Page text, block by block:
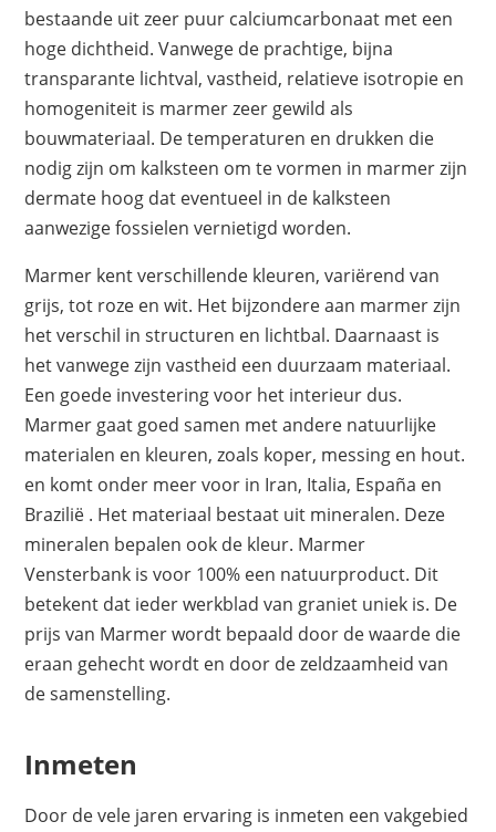
bestaande uit zeer puur calciumcarbonaat met een
hoge dichtheid. Vanwege de prachtige, bijna
transparante lichtval, vastheid, relatieve isotropie en
homogeniteit is marmer zeer gewild als
bouwmateriaal. De temperaturen en drukken die
nodig zijn om kalksteen om te vormen in marmer zijn
dermate hoog dat eventueel in de kalksteen
aanwezige fossielen vernietigd worden.
Marmer kent verschillende kleuren, variërend van
grijs, tot roze en wit. Het bijzondere aan marmer zijn
het verschil in structuren en lichtbal. Daarnaast is
het vanwege zijn vastheid een duurzaam materiaal.
Een goede investering voor het interieur dus.
Marmer gaat goed samen met andere natuurlijke
materialen en kleuren, zoals koper, messing en hout.
en komt onder meer voor in Iran, Italia, España en
Brazilië . Het materiaal bestaat uit mineralen. Deze
mineralen bepalen ook de kleur. Marmer
Vensterbank is voor 100% een natuurproduct. Dit
betekent dat ieder werkblad van graniet uniek is. De
prijs van Marmer wordt bepaald door de waarde die
eraan gehecht wordt en door de zeldzaamheid van
de samenstelling.
Inmeten
Door de vele jaren ervaring is inmeten een vakgebied